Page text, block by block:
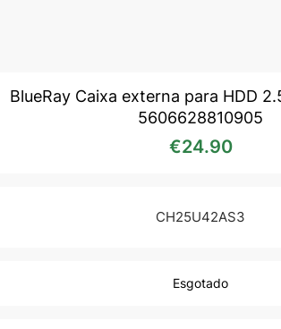
BlueRay Caixa externa para HDD
5606628810905
€24.90
CH25U42AS3
Esgotado